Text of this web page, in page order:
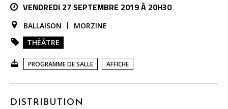
VENDREDI 27 SEPTEMBRE 2019 À 20H30
BALLAISON
MORZINE
THÉÂTRE
PROGRAMME DE SALLE AFFICHE
DISTRIBUTION